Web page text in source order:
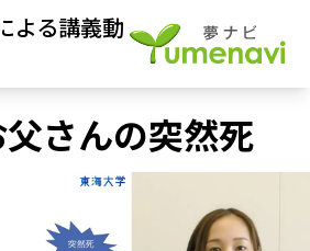
よる講義動
さんの突然死